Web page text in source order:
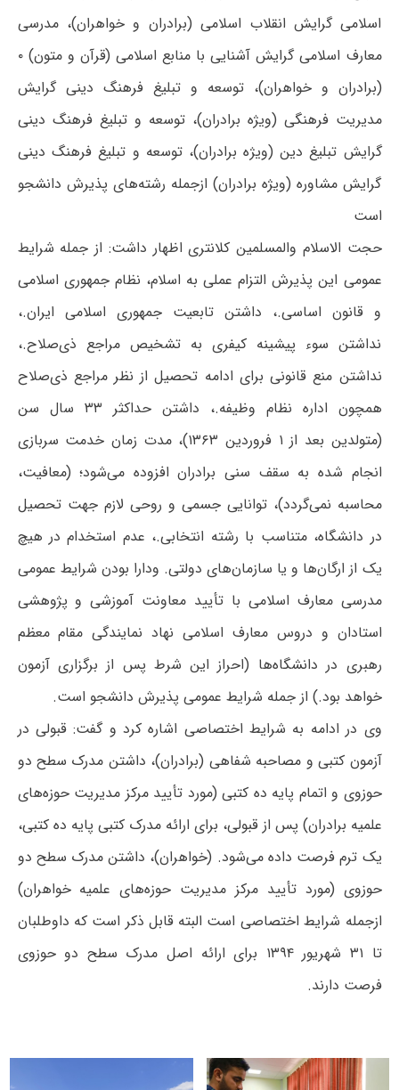
اسلامی گرایش انقلاب اسلامی (برادران و خواهران)، مدرسی
معارف اسلامی گرایش آشنایی با منابع اسلامی (قرآن و متون) ۰
(برادران و خواهران)، توسعه و تبلیغ فرهنگ دینی گرایش
مدیریت فرهنگی (ویژه برادران)، توسعه و تبلیغ فرهنگ دینی
گرایش تبلیغ دین (ویژه برادران)، توسعه و تبلیغ فرهنگ دینی
گرایش مشاوره (ویژه برادران) ازجمله رشته‌های پذیرش دانشجو
است
حجت الاسلام والمسلمین کلانتری اظهار داشت: از جمله شرایط
عمومی این پذیرش التزام عملی به اسلام، نظام جمهوری اسلامی
و قانون اساسی.، داشتن تابعیت جمهوری اسلامی ایران.،
نداشتن سوء پیشینه کیفری به تشخیص مراجع ذی‌صلاح.،
نداشتن منع قانونی برای ادامه تحصیل از نظر مراجع ذی‌صلاح
همچون اداره نظام وظیفه.، داشتن حداکثر ۳۳ سال سن
(متولدین بعد از ۱ فروردین ۱۳۶۳)، مدت زمان خدمت سربازی
انجام شده به سقف سنی برادران افزوده می‌شود؛ (معافیت،
محاسبه نمی‌گردد)، توانایی جسمی و روحی لازم جهت تحصیل
در دانشگاه، متناسب با رشته انتخابی.، عدم استخدام در هیچ
یک از ارگان‌ها و یا سازمان‌های دولتی. ودارا بودن شرایط عمومی
مدرسی معارف اسلامی با تأیید معاونت آموزشی و پژوهشی
استادان و دروس معارف اسلامی نهاد نمایندگی مقام معظم
رهبری در دانشگاه­‌ها (احراز این شرط پس از برگزاری آزمون
خواهد بود.) از جمله شرایط عمومی پذیرش دانشجو است.
وی در ادامه به شرایط اختصاصی اشاره کرد و گفت: قبولی در
آزمون کتبی و مصاحبه شفاهی (برادران)، داشتن مدرک سطح دو
حوزوی و اتمام پایه ده کتبی (مورد تأیید مرکز مدیریت حوزه‌های
علمیه برادران) پس از قبولی، برای ارائه مدرک کتبی پایه ده کتبی،
یک ترم فرصت داده می‌شود. (خواهران)، داشتن مدرک سطح دو
حوزوی (مورد تأیید مرکز مدیریت حوزه‌های علمیه خواهران)
ازجمله شرایط اختصاصی است البته قابل ذکر است که داوطلبان
تا ۳۱ شهریور ۱۳۹۴ برای ارائه اصل مدرک سطح دو حوزوی
فرصت دارند.